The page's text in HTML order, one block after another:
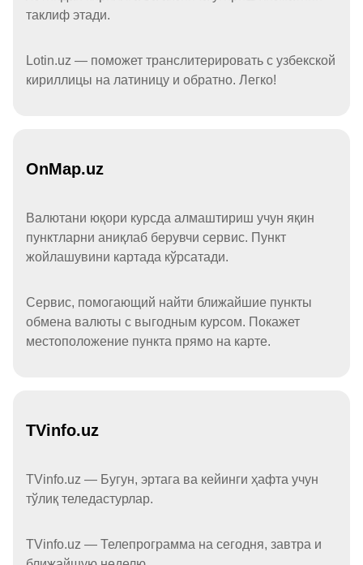
таклиф этади.
Lotin.uz — поможет транслитерировать с узбекской
кириллицы на латиницу и обратно. Легко!
OnMap.uz
Валютани юқори курсда алмаштириш учун яқин
пунктларни аниқлаб берувчи сервис. Пункт
жойлашувини картада кўрсатади.
Сервис, помогающий найти ближайшие пункты
обмена валюты с выгодным курсом. Покажет
местоположение пункта прямо на карте.
TVinfo.uz
TVinfo.uz — Бугун, эртага ва кейинги ҳафта учун
тўлиқ теледастурлар.
TVinfo.uz — Телепрограмма на сегодня, завтра и